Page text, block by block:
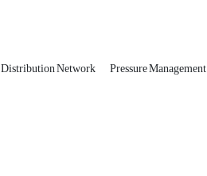
Network Pressure Management